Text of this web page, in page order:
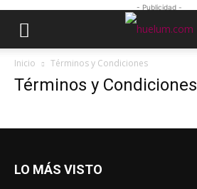
- Publicidad -
Inicio Términos y Condiciones
Términos y Condiciones
LO MÁS VISTO